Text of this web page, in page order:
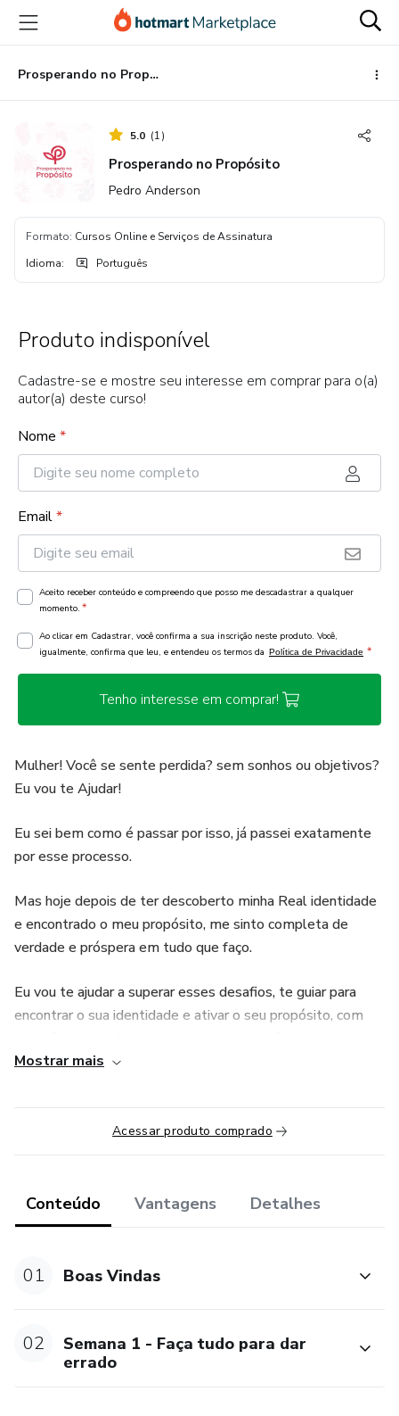
para
conteúdo
principal
para
pagamento
para
rodapé
Prosperando no Propósito
5.0 (1)
Prosperando no Propósito
Pedro Anderson
Formato: Cursos Online e Serviços de Assinatura
Idioma: Português
Produto indisponível
Cadastre-se e mostre seu interesse em comprar para o(a)
autor(a) deste curso!
Nome *
Email*
Aceito receber conteúdo e compreendo que posso me descadastrar a qualquer
momento. *
Ao clicar em Cadastrar, você confirma a sua inscrição neste produto. Você,
igualmente, confirma que leu, e entendeu os termos da Política de Privacidade *
Tenho interesse em comprar!
Mulher! Você se sente perdida? sem sonhos ou objetivos?
Eu vou te Ajudar!
Eu sei bem como é passar por isso, já passei exatamente
por esse processo.
Mas hoje depois de ter descoberto minha Real identidade
e encontrado o meu propósito, me sinto completa de
verdade e próspera em tudo que faço.
Eu vou te ajudar a superar esses desafios, te guiar para
encontrar o sua identidade e ativar o seu propósito, com
emocionais e físicas podem ter barrado o crescimento da
Você pode ir muito mais longe na sua área profissional, ter
um casamento muito mais feliz e ter uma vida cheia de paz
Eu vou pegar em sua mão e te mostrar o passo a passo
áreas da sua vida, e principalmente ser totalmente
Esse curso tem o poder de mudar a sua vida, assim como
mudou a minha.
Mostrar mais
Acessar produto comprado
Conteúdo Vantagens Detalhes
01 Boas Vindas
02
Semana 1 - Faça tudo para dar
errado